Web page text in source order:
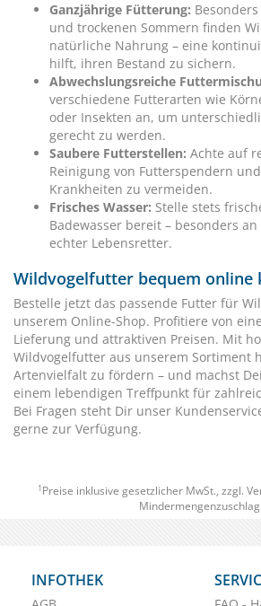
Ganzjährige Fütterung:
und trockenen Sommern finden
natürliche Nahrung – eine
hilft, ihren Bestand zu sichern.
Abwechslungsreiche
verschiedene Futterarten wie
oder Insekten an, um
gerecht zu werden.
Saubere Futterstellen: Achte auf
Reinigung von Futterspendern
Krankheiten zu vermeiden.
Frisches Wasser: Stelle stets
Badewasser bereit – besonders
echter Lebensretter.
Wildvogelfutter bequem online
Bestelle jetzt das passende Futter für
unserem Online-Shop. Profitiere von
Lieferung und attraktiven Preisen. Mit
Wildvogelfutter aus unserem Sortiment
Artenvielfalt zu fördern – und machst
einem lebendigen Treffpunkt für
Bei Fragen steht Dir unser
gerne zur Verfügung.
1 Preise inklusive gesetzlicher MwSt., zzgl.
Mindermengenzuschlag.
INFOTHEK